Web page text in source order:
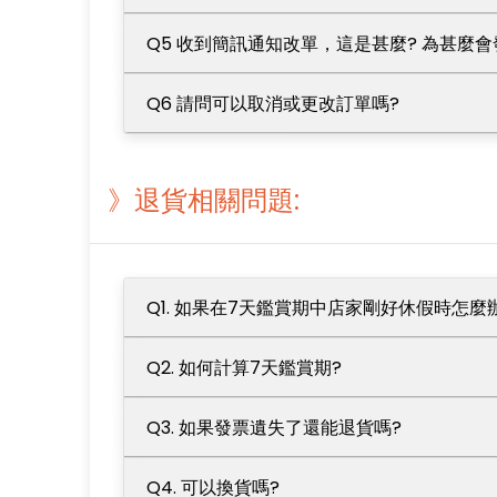
Q5 收到簡訊通知改單，這是甚麼? 為甚麼
Q6 請問可以取消或更改訂單嗎?
》退貨相關問題:
Q1. 如果在7天鑑賞期中店家剛好休假時怎麼
Q2. 如何計算7天鑑賞期?
Q3. 如果發票遺失了還能退貨嗎?
Q4. 可以換貨嗎?